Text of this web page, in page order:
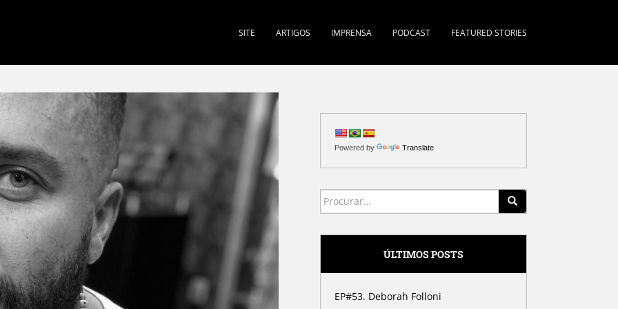
SITE ARTIGOS IMPRENSA PODCAST FEATURED STORIES
Powered by Translate
Search for:
ÚLTIMOS POSTS
EP#53. Deborah Folloni